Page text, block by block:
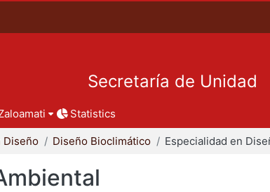
Secretaría de Unidad
Statistics
Diseño Diseño Bioclimático